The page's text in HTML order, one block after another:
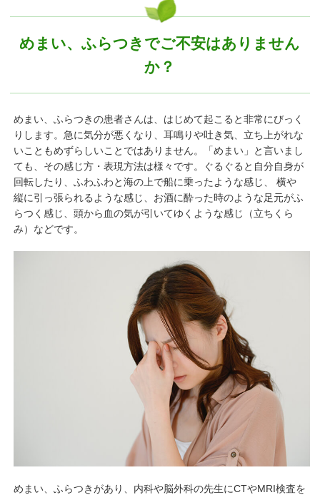
めまい、ふらつきでご不安はありません
か？
めまい、ふらつきの患者さんは、はじめて起こると非常にびっく
りします。急に気分が悪くなり、耳鳴りや吐き気、立ち上がれな
いこともめずらしいことではありません。「めまい」と言いまし
ても、その感じ方・表現方法は様々です。ぐるぐると自分自身が
回転したり、ふわふわと海の上で船に乗ったような感じ、 横や
縦に引っ張られるような感じ、お酒に酔った時のような足元がふ
らつく感じ、頭から血の気が引いてゆくような感じ（立ちくら
み）などです。
めまい、ふらつきがあり、内科や脳外科の先生にCTやMRI検査を